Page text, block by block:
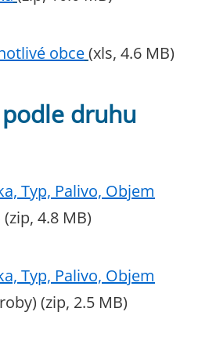
obce(xls, 4.6 MB)
druhu
Typ, Palivo, Objem
4.8 MB)
Typ, Palivo, Objem
(zip, 2.5 MB)